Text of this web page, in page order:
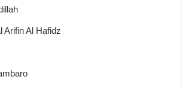
Arifin Al Hafidz